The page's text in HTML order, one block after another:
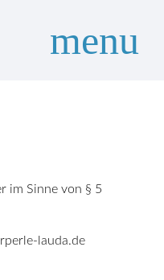
menu
im Sinne von § 5
lauda.de